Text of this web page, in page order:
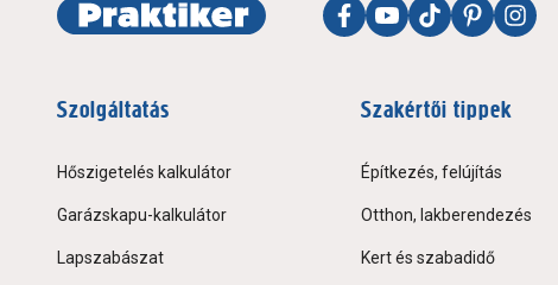
Szolgáltatás
Hőszigetelés kalkulátor
Garázskapu-kalkulátor
Lapszabászat
Szakértői tippek
Építkezés, felújítás
Otthon, lakberendezés
Kert és szabadidő